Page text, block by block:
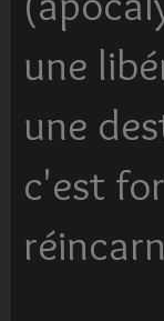
une
une
c'est